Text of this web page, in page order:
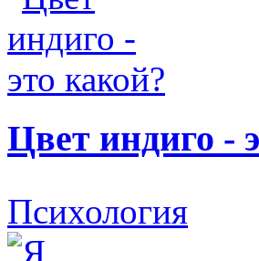
Цвет индиго -
Психология